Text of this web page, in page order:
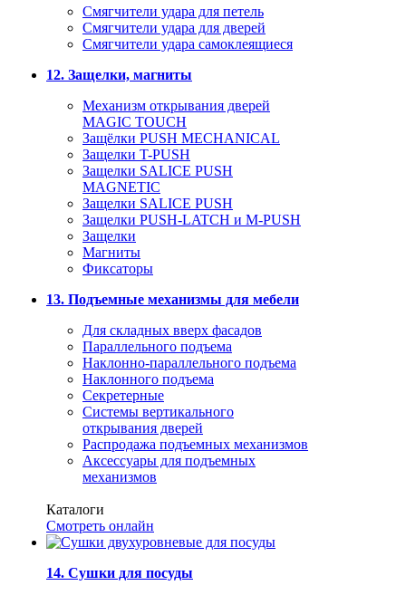
Смягчители удара для петель
Смягчители удара для дверей
Cмягчители удара самоклеящиеся
12. Защелки, магниты
Механизм открывания дверей
MAGIC TOUCH
Защёлки PUSH MECHANICAL
Защелки T-PUSH
Защелки SALICE PUSH
MAGNETIC
Защелки SALICE PUSH
Защелки PUSH-LATCH и M-PUSH
Защелки
Магниты
Фиксаторы
13. Подъемные механизмы для мебели
Для складных вверх фасадов
Параллельного подъема
Наклонно-параллельного подъема
Наклонного подъема
Секретерные
Системы вертикального
открывания дверей
Распродажа подъемных механизмов
Аксессуары для подъемных
механизмов
Каталоги
Смотреть онлайн
14. Сушки для посуды